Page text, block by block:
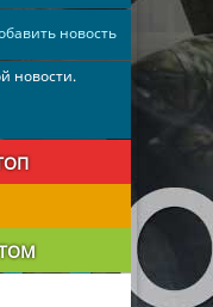
новость
новости.